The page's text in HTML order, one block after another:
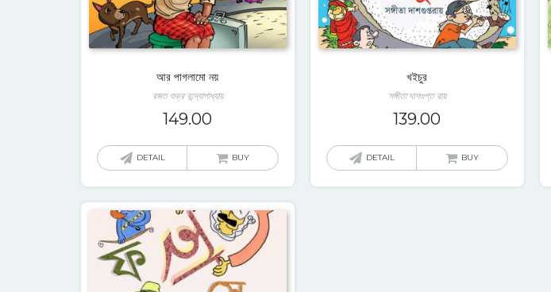
আর পাগলামো নয়
রজত শুভ্র বন্দ্যোপাধ্যায়
149.00
DETAIL BUY
খইচুর
সঙ্গীতা দাশগুপ্ত রায়
139.00
DETAIL BUY